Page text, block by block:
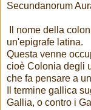
Secundanorum
Il nome della
un'epigrafe latina.
Questa venne
cioè Colonia degli
che fa pensare a
Il termine gallica
Gallia, o contro i